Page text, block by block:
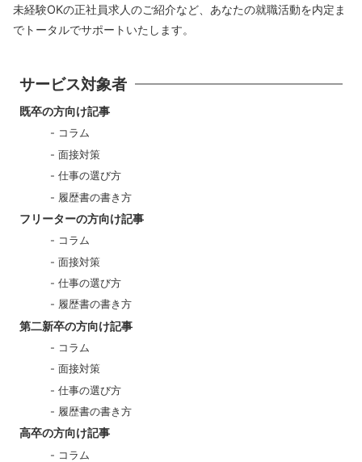
未経験OKの正社員求人のご紹介など、あなたの就職活動を内定ま
でトータルでサポートいたします。
サービス対象者
既卒の方向け記事
コラム
面接対策
仕事の選び方
履歴書の書き方
フリーターの方向け記事
コラム
面接対策
仕事の選び方
履歴書の書き方
第二新卒の方向け記事
コラム
面接対策
仕事の選び方
履歴書の書き方
高卒の方向け記事
コラム